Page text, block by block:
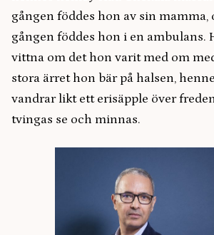
gången föddes hon av sin mamma,
gången föddes hon i en ambulans.
vittna om det hon varit med om
stora ärret hon bär på halsen,
vandrar likt ett erisäpple över
tvingas se och minnas.